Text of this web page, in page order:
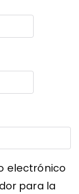
electrónico
para la